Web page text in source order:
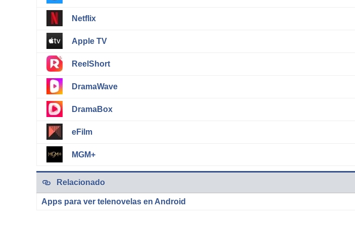
Netflix
Apple TV
ReelShort
DramaWave
DramaBox
eFilm
MGM+
Relacionado
Apps para ver telenovelas en Android